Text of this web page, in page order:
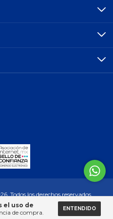
el uso de
de compra.
ENTENDIDO
Todos los derechos reservados.